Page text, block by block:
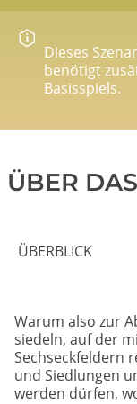
Dieses
benötigt
Basisspiels.
ÜBER
ÜBERBLICK
Warum also zur
siedeln, auf der
Sechseckfeldern
und Siedlungen
werden dürfen,